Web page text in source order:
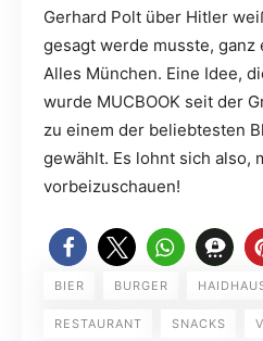
Gerhard Polt über Hitler
gesagt werde musste, ganz
Alles München. Eine Idee,
wurde MUCBOOK seit der
zu einem der beliebtesten
gewählt. Es lohnt sich also,
vorbeizuschauen!
BIER BURGER
RESTAURANT SNACKS